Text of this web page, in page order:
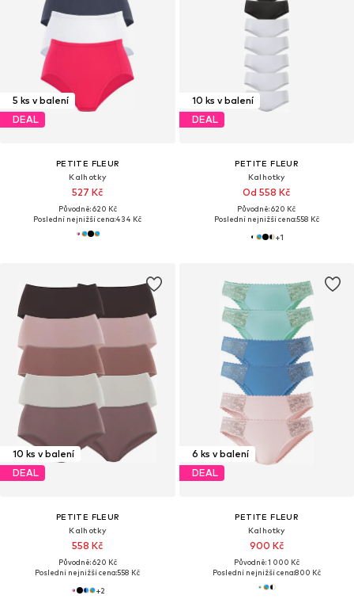
5 ks v balení
DEAL
PETITE FLEUR
Kalhotky
527 Kč
Původně: 620 Kč
Poslední nejnižší cena:434 Kč
10 ks v balení
DEAL
PETITE FLEUR
Kalhotky
Od 558 Kč
Původně: 620 Kč
Poslední nejnižší cena:558 Kč
+1
10 ks v balení
DEAL
PETITE FLEUR
Kalhotky
558 Kč
Původně: 620 Kč
Poslední nejnižší cena:558 Kč
+2
6 ks v balení
DEAL
PETITE FLEUR
Kalhotky
900 Kč
Původně: 1 000 Kč
Poslední nejnižší cena:800 Kč